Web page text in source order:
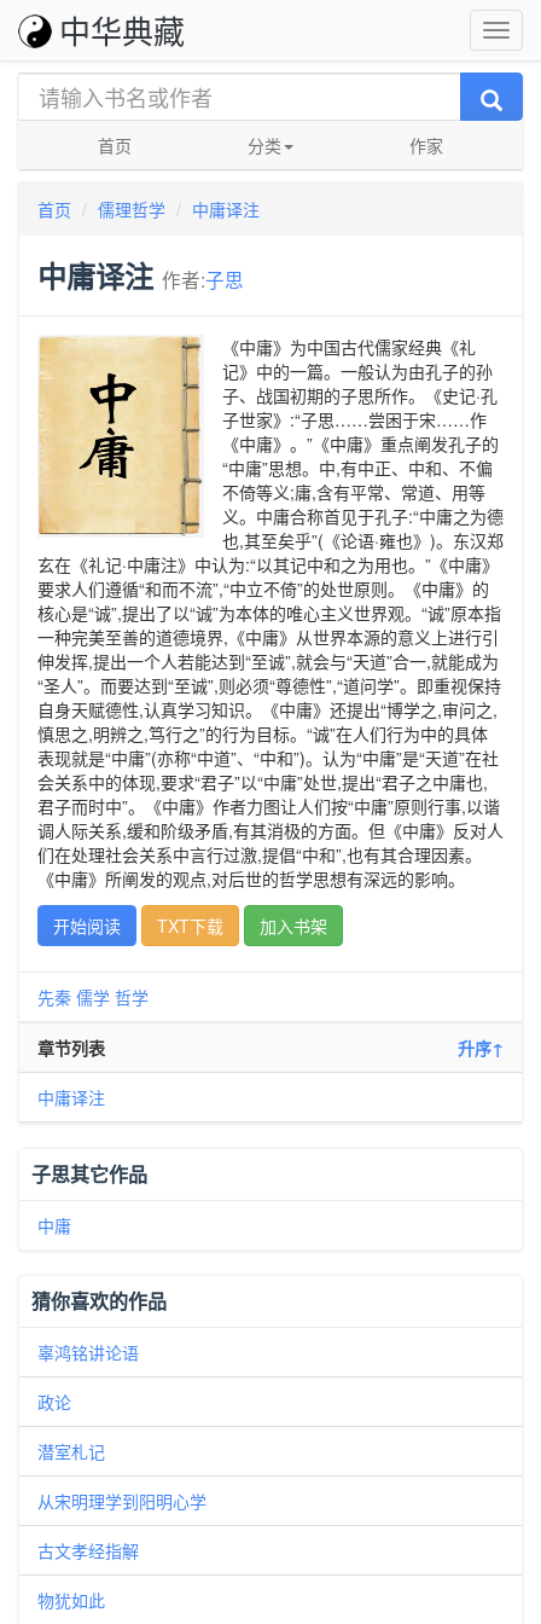
中华典藏
首页 分类 作家
首页 儒理哲学 中庸译注
中庸译注 作者:子思
《中庸》为中国古代儒家经典《礼
记》中的一篇。一般认为由孔子的孙
子、战国初期的子思所作。《史记·孔
子世家》:“子思……尝困于宋……作
《中庸》。”《中庸》重点阐发孔子的
“中庸”思想。中,有中正、中和、不偏
不倚等义;庸,含有平常、常道、用等
义。中庸合称首见于孔子:“中庸之为德
也,其至矣乎”(《论语·雍也》)。东汉郑
玄在《礼记·中庸注》中认为:“以其记中和之为用也。”《中庸》
要求人们遵循“和而不流”,“中立不倚”的处世原则。《中庸》的
核心是“诚”,提出了以“诚”为本体的唯心主义世界观。“诚”原本指
一种完美至善的道德境界,《中庸》从世界本源的意义上进行引
伸发挥,提出一个人若能达到“至诚”,就会与“天道”合一,就能成为
“圣人”。而要达到“至诚”,则必须“尊德性”,“道问学”。即重视保持
自身天赋德性,认真学习知识。《中庸》还提出“博学之,审问之,
慎思之,明辨之,笃行之”的行为目标。“诚”在人们行为中的具体
表现就是“中庸”(亦称“中道”、“中和”)。认为“中庸”是“天道”在社
会关系中的体现,要求“君子”以“中庸”处世,提出“君子之中庸也,
君子而时中”。《中庸》作者力图让人们按“中庸”原则行事,以谐
调人际关系,缓和阶级矛盾,有其消极的方面。但《中庸》反对人
们在处理社会关系中言行过激,提倡“中和”,也有其合理因素。
《中庸》所阐发的观点,对后世的哲学思想有深远的影响。
开始阅读
TXT下载 加入书架
先秦 儒学 哲学
章节列表 升序↑
中庸译注
子思其它作品
中庸
猜你喜欢的作品
辜鸿铭讲论语
政论
潜室札记
从宋明理学到阳明心学
古文孝经指解
物犹如此